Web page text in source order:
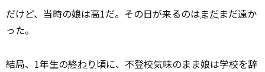
だけど、当時の娘は高1だ。その日が来るのはまだまだ遠か
った。
結局、1年生の終わり頃に、不登校気味のまま娘は学校を辞